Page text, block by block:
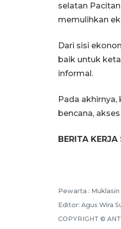
selatan
memulihkan
Dari sisi
baik untuk
informal.
Pada
bencana,
BERITA KERJA
Pewarta : Muklasin
Editor: Agus Wira
COPYRIGHT ©